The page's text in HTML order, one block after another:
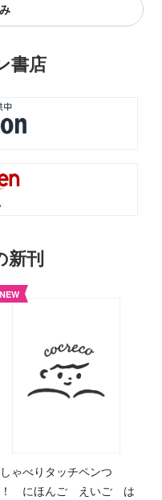
書店
新刊
NEW
ゃべりタッチペンつ
！ にほんご えいご は